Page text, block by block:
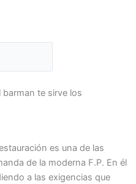
te sirve los
es una de las
de la moderna F.P. En él
a las exigencias que